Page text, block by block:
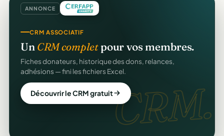
ANNONCE
CRM.
CRM ASSOCIATIF
Un CRM completpour vos membres.
Fiches donateurs, historique des dons, relances,
adhésions — fini les fichiers Excel.
Découvrir le CRM gratuit